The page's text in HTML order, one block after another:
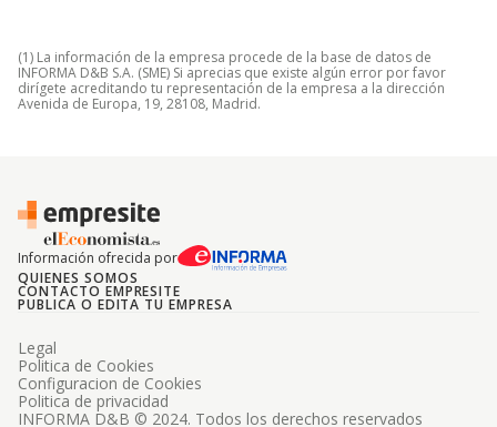
(1) La información de la empresa procede de la base de datos de
INFORMA D&B S.A. (SME) Si aprecias que existe algún error por favor
dirígete acreditando tu representación de la empresa a la dirección
Avenida de Europa, 19, 28108, Madrid.
Información ofrecida por
QUIENES SOMOS
CONTACTO EMPRESITE
PUBLICA O EDITA TU EMPRESA
INFORMA D&B © 2024. Todos los derechos reservados
Legal
Politica de Cookies
Configuracion de Cookies
Politica de privacidad